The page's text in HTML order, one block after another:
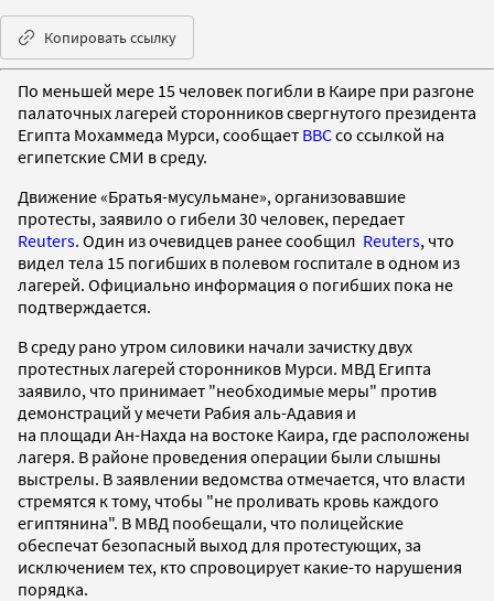
Копировать ссылку
По меньшей мере 15 человек погибли в Каире при разгоне
палаточных лагерей сторонников свергнутого президента
Египта Мохаммеда Мурси, сообщает BBCсо ссылкой на
египетские СМИ в среду.
Движение «Братья-мусульмане», организовавшие
протесты, заявило о гибели 30 человек, передает
Reuters. Один из очевидцев ранее сообщил Reuters, что
видел тела 15 погибших в полевом госпитале в одном из
лагерей. Официально информация о погибших пока не
подтверждается.
В среду рано утром силовики начали зачистку двух
протестных лагерей сторонников Мурси. МВД Египта
заявило, что принимает "необходимые меры" против
демонстраций у мечети Рабия аль-Адавия и
на площади Ан-Нахда на востоке Каира, где расположены
лагеря. В районе проведения операции были слышны
выстрелы. В заявлении ведомства отмечается, что власти
стремятся к тому, чтобы "не проливать кровь каждого
египтянина". В МВД пообещали, что полицейские
обеспечат безопасный выход ​​для протестующих, за
исключением тех, кто спровоцирует какие-то нарушения
порядка.